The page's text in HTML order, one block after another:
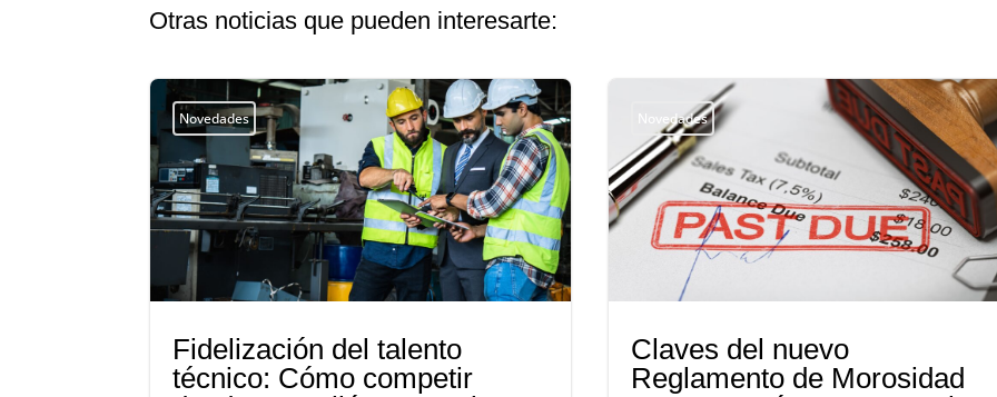
Otras noticias que pueden interesarte:
Novedades
Fidelización del talento
técnico: Cómo competir
Novedades
Claves del nuevo
Reglamento de Morosidad